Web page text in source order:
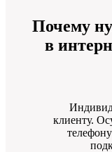
Почему
в
клиенту.